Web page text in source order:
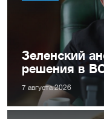
Зеленский
решения в
7 августа 2026